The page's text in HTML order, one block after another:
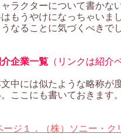
ラクターについて書かな
もうやけになっちゃいま
なることに気づくべきで
企業一覧 （リンクは紹介
中には似たような略称が
ここにも書いておきます。
ージ１．（株）ソニー・ク